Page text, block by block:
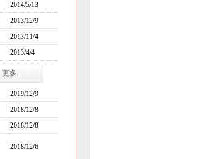
2014/5/13
2013/12/9
2013/11/4
2013/4/4
更多..
2019/12/9
2018/12/8
2018/12/8
2018/12/6